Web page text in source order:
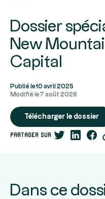
Dossier
New
Capital
Publié le10 avril 2025
Modifié le7 août 2026
Télécharger le dossier
partager sur
Dans ce